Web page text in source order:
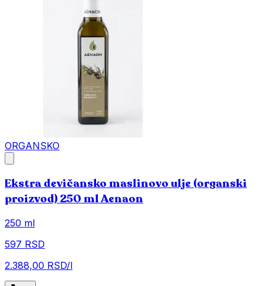
ORGANSKO
Ekstra devičansko maslinovo ulje (organski
proizvod) 250 ml Aenaon
250 ml
597 RSD
2.388,00 RSD/l